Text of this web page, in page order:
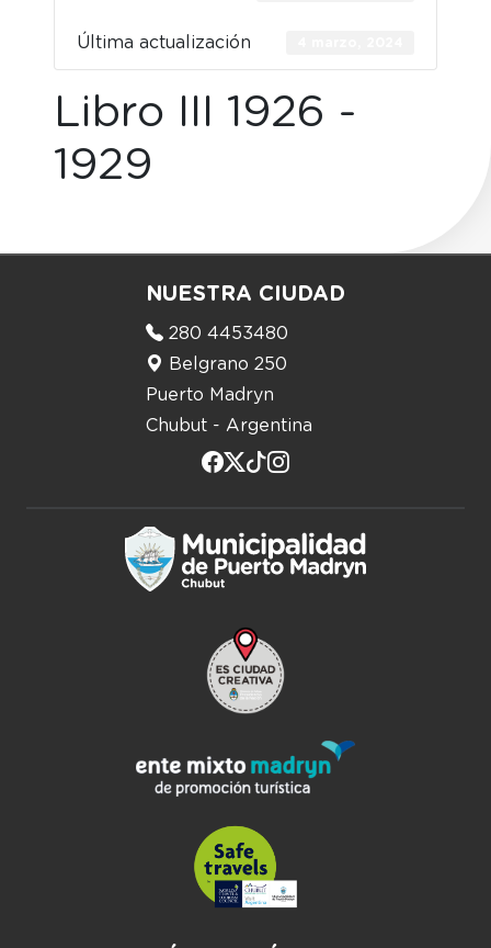
Última actualización
Libro III 1926 -
1929
NUESTRA CIUDAD
280 4453480
Belgrano 250
Puerto Madryn
Chubut - Argentina